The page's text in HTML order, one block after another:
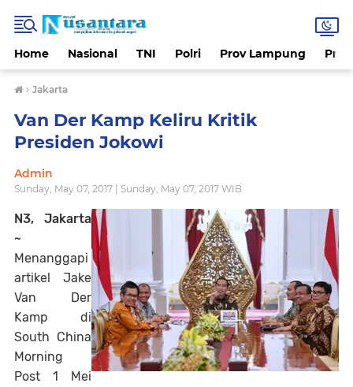
Home Nasional TNI Polri Prov Lampung
› Jakarta
Van Der Kamp Keliru Kritik
Presiden Jokowi
Admin
Sunday, May 07, 2017 | Sunday, May 07, 2017 WIB
N3, Jakarta
~
Menanggapi
artikel Jake
Van Der
Kamp di
South China
Morning
Post 1 Mei